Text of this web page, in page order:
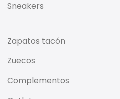
Sneakers
Zapatos tacón
Zuecos
Complementos